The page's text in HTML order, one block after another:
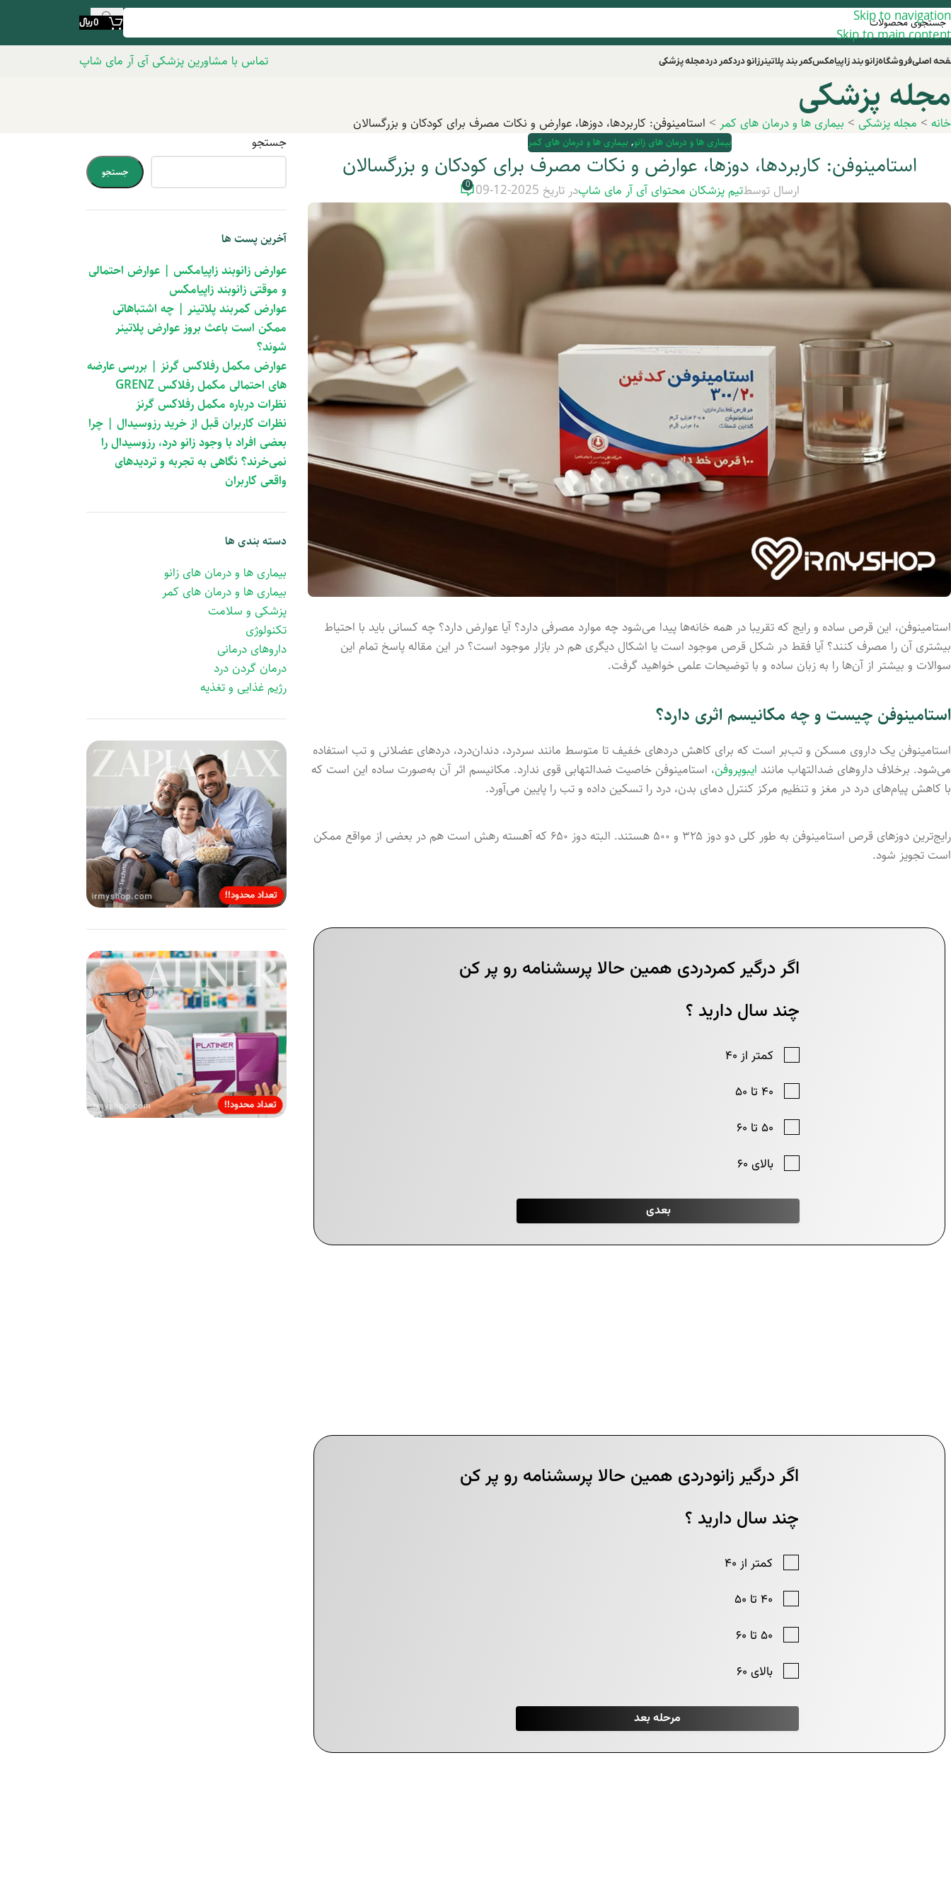
Skip to navigation
Skip to main content
0﷼
اصلیفروشگاهزانو بند زاپیامکسکمر بند پلاتینرزانو دردکمر دردمجله پزشکی تماس با مشاورین پزشکی آی آر مای شاپ
مجله پزشکی
خانه > مجله پزشکی > بیماری ها و درمان های کمر > استامینوفن: کاربردها، دوزها، عوارض و نکات مصرف برای کودکان و بزرگسالان
بیماری ها و درمان های زانو, بیماری ها و درمان های کمر
استامینوفن: کاربردها، دوزها، عوارض و نکات مصرف برای کودکان و بزرگسالان
ارسال توسطتیم پزشکان محتوای آی آر مای شاپدر تاریخ 2025-12-09 0
استامینوفن، این قرص ساده و رایج که تقریبا در همه خانه‌ها پیدا می‌شود چه موارد مصرفی دارد؟ آیا عوارض دارد؟ چه کسانی باید با احتیاط
بیشتری آن را مصرف کنند؟ آیا فقط در شکل قرص موجود است یا اشکال دیگری هم در بازار موجود است؟ در این مقاله پاسخ تمام این
سوالات و بیشتر از آن‌ها را به زبان ساده و با توضیحات علمی خواهید گرفت.
استامینوفن چیست و چه مکانیسم اثری دارد؟
استامینوفن یک داروی مسکن و تب‌بر است که برای کاهش دردهای خفیف تا متوسط مانند سردرد، دندان‌درد، دردهای عضلانی و تب استفاده
می‌شود. برخلاف داروهای ضدالتهاب مانند ایبوپروفن، استامینوفن خاصیت ضدالتهابی قوی ندارد. مکانیسم اثر آن به‌صورت ساده این است که
با کاهش پیام‌های درد در مغز و تنظیم مرکز کنترل دمای بدن، درد را تسکین داده و تب را پایین می‌آورد.
رایج‌ترین دوزهای قرص استامینوفن به طور کلی دو دوز ۳۲۵ و ۵۰۰ هستند. البته دوز ۶۵۰ که آهسته رهش است هم در بعضی از مواقع ممکن
است تجویز شود.
جستجو
جستجو
آخرین پست ها
عوارض زانوبند زاپیامکس | عوارض احتمالی
و موقتی زانوبند زاپیامکس
عوارض کمربند پلاتینر | چه اشتباهاتی
ممکن است باعث بروز عوارض پلاتینر
شوند؟
عوارض مکمل رفلاکس گرنز | بررسی عارضه
های احتمالی مکمل رفلاکس GRENZ
نظرات درباره مکمل رفلاکس گرنز
نظرات کاربران قبل از خرید رزوسیدال | چرا
بعضی افراد با وجود زانو درد، رزوسیدال را
نمی‌خرند؟ نگاهی به تجربه و تردیدهای
واقعی کاربران
دسته بندی ها
بیماری ها و درمان های زانو
بیماری ها و درمان های کمر
پزشکی و سلامت
تکنولوژی
داروهای درمانی
درمان گردن درد
رژیم غذایی و تغذیه